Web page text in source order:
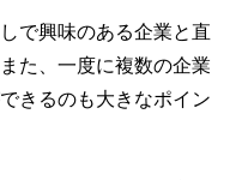
で興味のある企業と直
た、一度に複数の企業
きるのも大きなポイン